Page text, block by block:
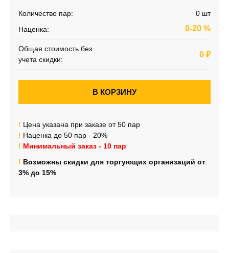
Количество пар: 0 шт
Наценка:
0-20 %
Общая стоимость без
учета скидки:
0 ₽
! Цена указана при заказе от 50 пар
! Наценка до 50 пар - 20%
! Минимальный заказ - 10 пар
! Возможны скидки для торгующих организаций от
3% до 15%